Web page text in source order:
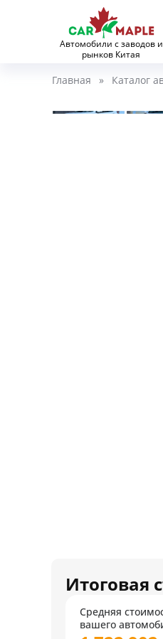
Автомобили с заводов и
рынков Китая
Главная » Каталог
Итоговая
Средняя
вашего